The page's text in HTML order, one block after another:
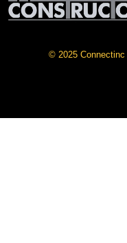
© 2025 Connectinc